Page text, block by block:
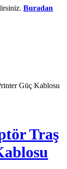
Buradan
Güç Kablosu
Traş